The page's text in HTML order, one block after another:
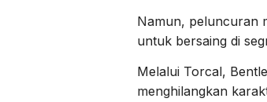
Namun, peluncuran
untuk bersaing di
Melalui Torcal,
menghilangkan